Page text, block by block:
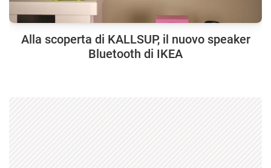
Alla scoperta di KALLSUP, il nuovo speaker
Bluetooth di IKEA